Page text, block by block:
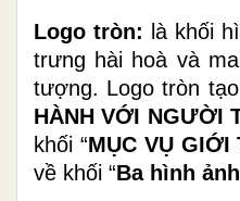
Logo tròn: là khối
trưng hài hoà và
tượng. Logo tròn
HÀNH VỚI NGƯỜI
khối “MỤC VỤ GIỚI
về khối “Ba hình